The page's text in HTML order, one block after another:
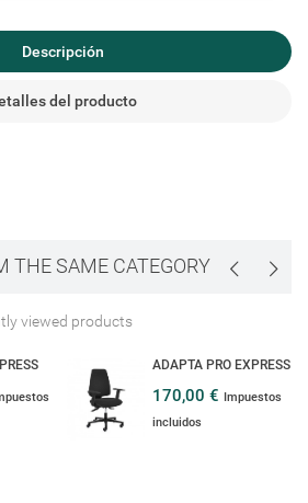
Descripción
del producto
THE SAME CATEGORY
viewed products
ADAPTA PRO EXPRESS
170,00 €Impuestos
incluidos